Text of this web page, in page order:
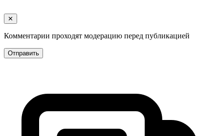
✕
Комментарии проходят модерацию перед публикацией
Отправить